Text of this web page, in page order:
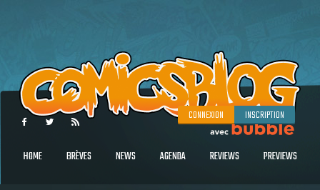
CONNEXION INSCRIPTION
HOME BRÈVES NEWS AGENDA REVIEWS PREVIEWS